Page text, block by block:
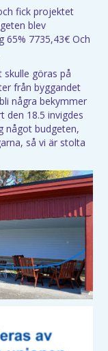
fick projektet
blev
65% 7735,43€ Och
skulle göras på
från byggandet
några bekymmer
18.5 invigdes
något budgeten,
så vi är stolta